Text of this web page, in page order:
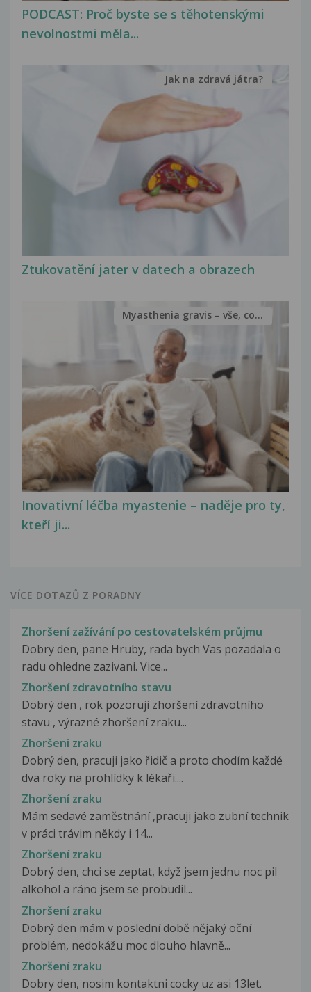
PODCAST: Proč byste se s těhotenskými
nevolnostmi měla...
Ztukovatění jater v datech a obrazech
Jak na zdravá játra?
Inovativní léčba myastenie – naděje pro ty,
kteří ji...
Myasthenia gravis – vše, co...
VÍCE DOTAZŮ Z PORADNY
Zhoršení zažívání po cestovatelském průjmu
Dobry den, pane Hruby, rada bych Vas pozadala o
radu ohledne zazivani. Vice...
Zhoršení zdravotního stavu
Dobrý den , rok pozoruji zhoršení zdravotního
stavu , výrazné zhoršení zraku...
Zhoršení zraku
Dobrý den, pracuji jako řidič a proto chodím každé
dva roky na prohlídky k lékaři....
Zhoršení zraku
Mám sedavé zaměstnání ,pracuji jako zubní technik
v práci trávim někdy i 14...
Zhoršení zraku
Dobrý den, chci se zeptat, když jsem jednu noc pil
alkohol a ráno jsem se probudil...
Zhoršení zraku
Dobrý den mám v poslední době nějaký oční
problém, nedokážu moc dlouho hlavně...
Zhoršení zraku
Dobry den, nosim kontaktni cocky uz asi 13let.